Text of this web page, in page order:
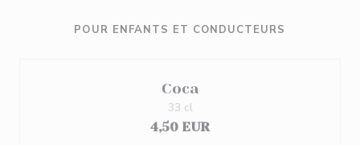
POUR ENFANTS ET CONDUCTEURS
Coca
4,50 EUR
33 cl